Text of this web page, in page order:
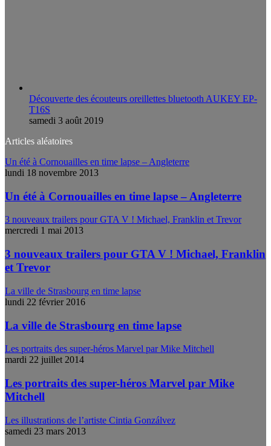
Découverte des écouteurs oreillettes bluetooth AUKEY EP-
T16S
samedi 3 août 2019
Articles aléatoires
Un été à Cornouailles en time lapse – Angleterre
lundi 18 novembre 2013
Un été à Cornouailles en time lapse – Angleterre
3 nouveaux trailers pour GTA V ! Michael, Franklin et Trevor
mercredi 1 mai 2013
3 nouveaux trailers pour GTA V ! Michael, Franklin
et Trevor
La ville de Strasbourg en time lapse
lundi 22 février 2016
La ville de Strasbourg en time lapse
Les portraits des super-héros Marvel par Mike Mitchell
mardi 22 juillet 2014
Les portraits des super-héros Marvel par Mike
Mitchell
Les illustrations de l’artiste Cintia Gonzálvez
samedi 23 mars 2013